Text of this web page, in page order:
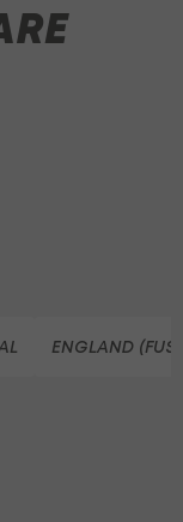
ENGLAND